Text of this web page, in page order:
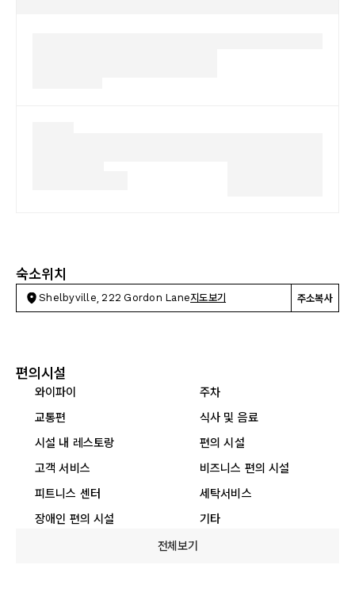
숙소위치
Shelbyville, 222 Gordon Lane지도보기 주소복사
편의시설
와이파이
주차
교통편
식사 및 음료
시설 내 레스토랑
편의 시설
고객 서비스
비즈니스 편의 시설
피트니스 센터
세탁서비스
장애인 편의 시설
기타
전체보기